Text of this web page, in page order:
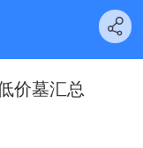
价墓汇总